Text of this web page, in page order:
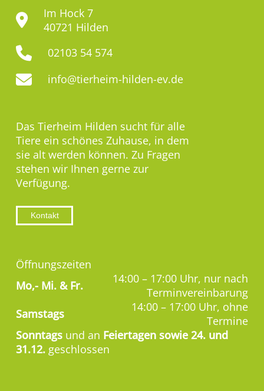
Im Hock 7
40721 Hilden
02103 54 574
info@tierheim-hilden-ev.de
Das Tierheim Hilden sucht für alle
Tiere ein schönes Zuhause, in dem
sie alt werden können. Zu Fragen
stehen wir Ihnen gerne zur
Verfügung.
Kontakt
Öffnungszeiten
Mo,- Mi. & Fr.
14:00 – 17:00 Uhr, nur nach
Terminvereinbarung
Samstags
14:00 – 17:00 Uhr, ohne
Termine
Sonntags und an Feiertagen sowie 24. und
31.12. geschlossen